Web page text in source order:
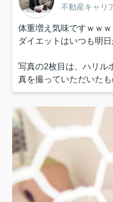
不動産キャリ
体重増え気味ですｗｗｗ
ダイエットはいつも明日
写真の2枚目は、ハリル
真を撮っていただいたも